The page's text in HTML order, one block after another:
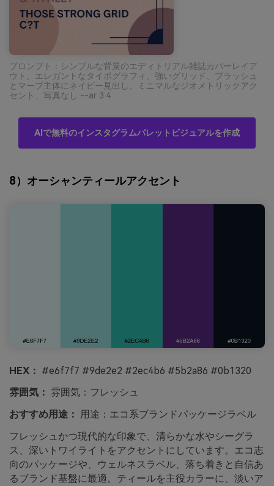
プロンプト：シンプルな背景のエディトリアル雑誌カバーレイア
ウト、エレガントなタイポグラフィ、強いグリッド、ブラッシュ
とマーブ主体にネイビー見出し、ミニマルなジオメトリックアク
セント、写真なし --ar 3:4
AIで無料のインスタグラムパレットビジュアルを作成
8）オーシャンティールアクセント
HEX： #e6f7f7 #9de2e2 #2ec4b6 #5b2a86 #0b1320
雰囲気： 雰囲気：フレッシュ
おすすめ用途： 用途：エコ系ブランドパッケージラベル
フレッシュかつ現代的な印象で、清らかな水やシーグラ
ス、深いトワイライトをアクセントにしています。エコ志
向のパッケージや、ウェルネスラベル、落ち着きと自信あ
るブランド基盤に最適。ティールを主役カラーに、淡いア